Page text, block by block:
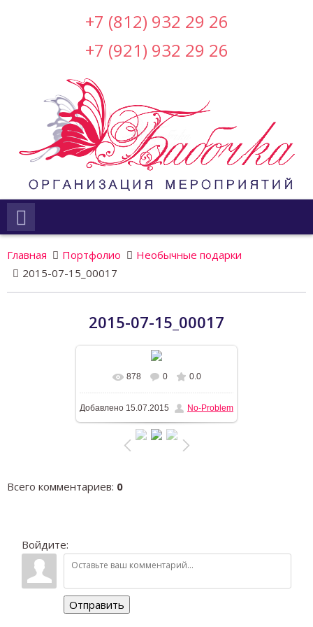
+7 (812) 932 29 26
+7 (921) 932 29 26
Главная Портфолио
Необычные подарки
2015-07-15_00017
2015-07-15_00017
В реальном размере 1196x768
180.5Kb
878 0 0.0
Добавлено 15.07.2015 No-Problem
Всего комментариев: 0
Войдите:
Отправить